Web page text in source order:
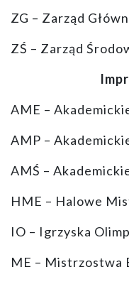
ZG – Zarząd
ZŚ – Zarząd
AME –
AMP –
AMŚ –
HME – Halowe
IO – Igrzyska
ME – Mistrzostwa